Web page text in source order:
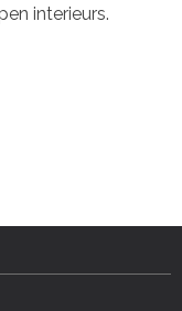
interieurs.